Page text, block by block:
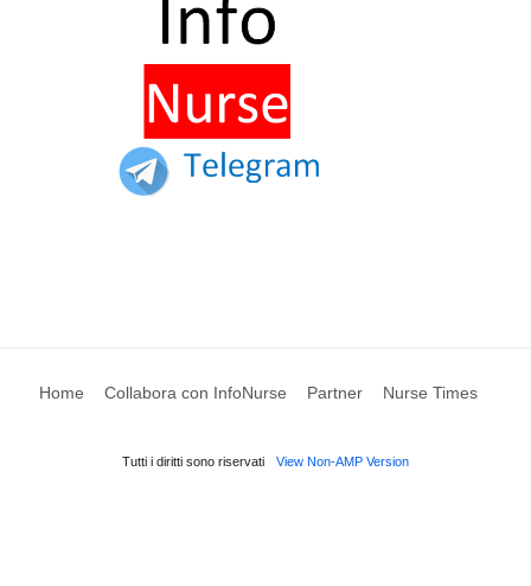
Home Collabora con InfoNurse Partner Nurse Times
Tutti i diritti sono riservati View Non-AMP Version